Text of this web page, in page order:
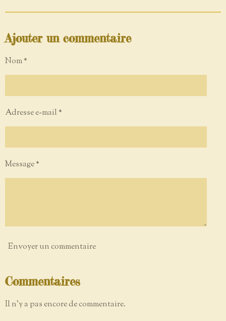
Ajouter un commentaire
Nom *
Adresse e-mail *
Message *
Envoyer un commentaire
Commentaires
Il n'y a pas encore de commentaire.